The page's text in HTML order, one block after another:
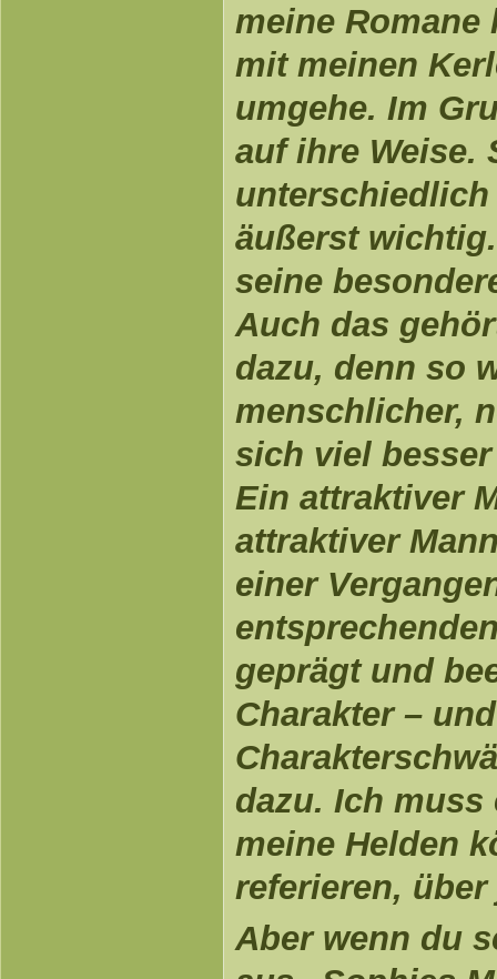
meine
mit meinen
umgehe. Im
auf ihre Weise.
äußerst
seine
Auch das
dazu, denn so
menschlicher,
sich viel
Ein attraktiver
attraktiver
einer
geprägt und
Charakter –
dazu. Ich muss
meine Helden
referieren,
Aber wenn du